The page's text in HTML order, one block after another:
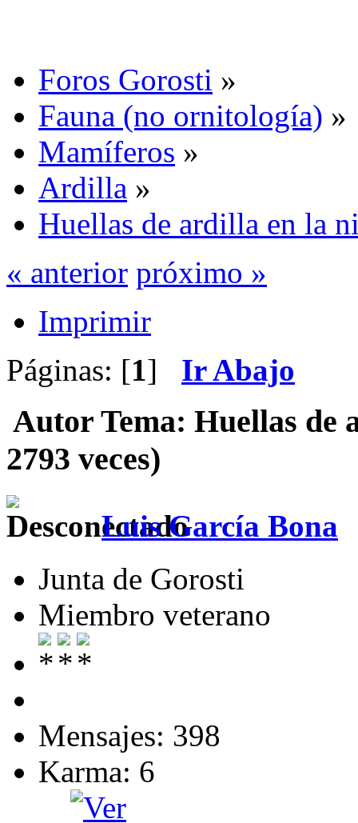
Foros Gorosti »
Fauna (no ornitología) »
Mamíferos »
Ardilla »
Huellas de ardilla en la
« anterior próximo »
Imprimir
Páginas: [1] Ir Abajo
Autor Tema: Huellas de
2793 veces)
Luis García Bona
Junta de Gorosti
Miembro veterano
Mensajes: 398
Karma: 6